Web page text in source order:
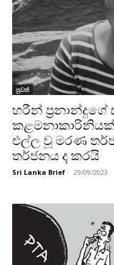
පුවත්
හරීන්
එල්ල වූ මරණ
තර්ජනය ද කරයි
Sri Lanka Brief - 29/09/2023